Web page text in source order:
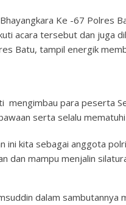
Ke -67 Polres
acara tersebut dan juga
Batu, tampil energik
mengimbau para peserta
serta selalu
ini kita sebagai anggota
dan mampu menjalin
dalam sambutannya